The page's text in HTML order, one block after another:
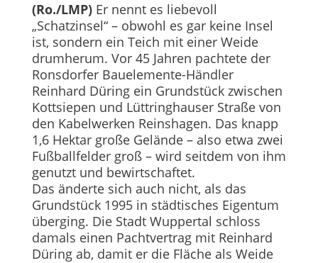
(Ro./LMP)Er nennt es liebevoll
„Schatzinsel“ – obwohl es gar keine Insel
ist, sondern ein Teich mit einer Weide
drumherum. Vor 45 Jahren pachtete der
Ronsdorfer Bauelemente-Händler
Reinhard Düring ein Grundstück zwischen
Kottsiepen und Lüttringhauser Straße von
den Kabelwerken Reinshagen. Das knapp
1,6 Hektar große Gelände – also etwa zwei
Fußballfelder groß – wird seitdem von ihm
genutzt und bewirtschaftet.
Das änderte sich auch nicht, als das
Grundstück 1995 in städtisches Eigentum
überging. Die Stadt Wuppertal schloss
damals einen Pachtvertrag mit Reinhard
Düring ab, damit er die Fläche als Weide